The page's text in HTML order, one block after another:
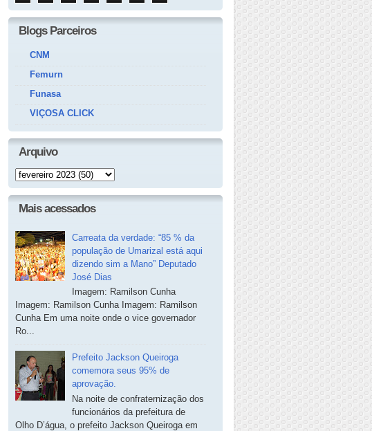
Blogs Parceiros
CNM
Femurn
Funasa
VIÇOSA CLICK
Arquivo
Mais acessados
Carreata da verdade: “85 % da
população de Umarizal está aqui
dizendo sim a Mano” Deputado
José Dias
Imagem: Ramilson Cunha
Imagem: Ramilson Cunha Imagem: Ramilson
Cunha Em uma noite onde o vice governador
Ro...
Prefeito Jackson Queiroga
comemora seus 95% de
aprovação.
Na noite de confraternização dos
funcionários da prefeitura de
Olho D’água, o prefeito Jackson Queiroga em